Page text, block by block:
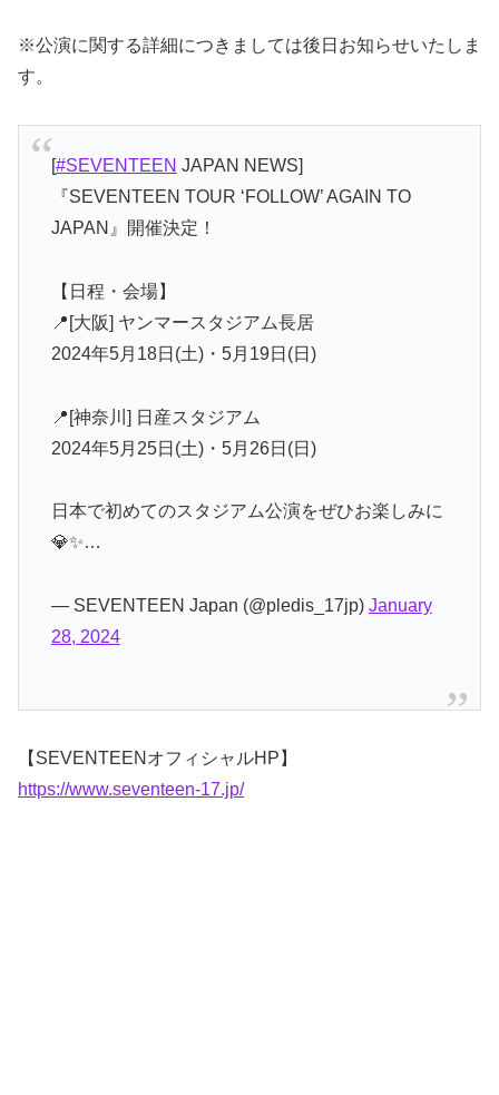
※公演に関する詳細につきましては後日お知らせいたしま
す。
[#SEVENTEEN JAPAN NEWS]
『SEVENTEEN TOUR ‘FOLLOW’ AGAIN TO
JAPAN』開催決定！
【日程・会場】
📍[大阪] ヤンマースタジアム長居
2024年5月18日(土)・5月19日(日)
📍[神奈川] 日産スタジアム
2024年5月25日(土)・5月26日(日)
日本で初めてのスタジアム公演をぜひお楽しみに
💎✨…
— SEVENTEEN Japan (@pledis_17jp) January
28, 2024
【SEVENTEENオフィシャルHP】
https://www.seventeen-17.jp/